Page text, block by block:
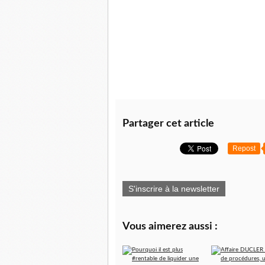
Partager cet article
Repost
S'inscrire à la newsletter
Vous aimerez aussi :